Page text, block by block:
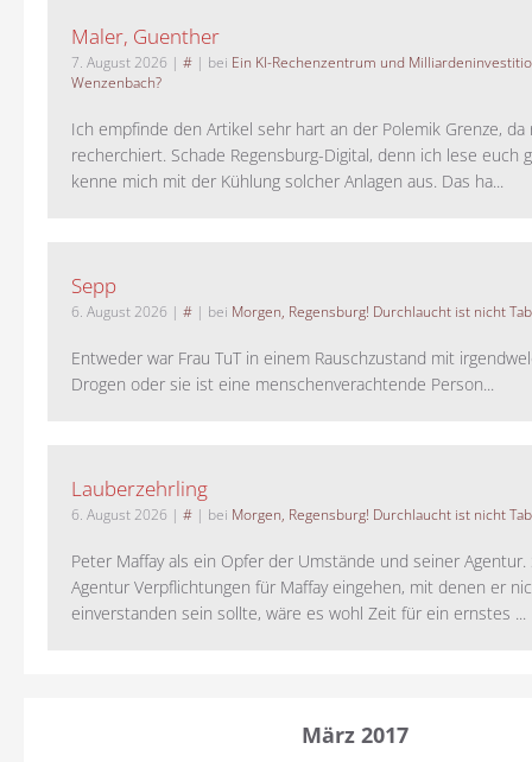
Maler, Guenther
7. August 2026 | # | bei Ein KI-Rechenzentrum und
Wenzenbach?
Ich empfinde den Artikel sehr hart an der Polemik Grenze,
recherchiert. Schade Regensburg-Digital, denn ich lese euch
kenne mich mit der Kühlung solcher Anlagen aus. Das ha...
Sepp
6. August 2026 | # | bei Morgen, Regensburg! Durchlaucht ist nicht
Entweder war Frau TuT in einem Rauschzustand mit
Drogen oder sie ist eine menschenverachtende Person...
Lauberzehrling
6. August 2026 | # | bei Morgen, Regensburg! Durchlaucht ist nicht
Peter Maffay als ein Opfer der Umstände und seiner Agentur.
Agentur Verpflichtungen für Maffay eingehen, mit denen er
einverstanden sein sollte, wäre es wohl Zeit für ein ernstes ...
März 2017